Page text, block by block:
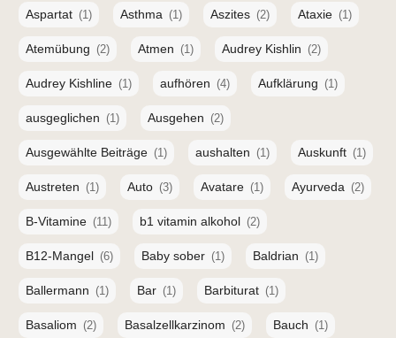
Aspartat (1) Asthma (1) Aszites (2) Ataxie (1)
Atemübung (2) Atmen (1) Audrey Kishlin (2)
Audrey Kishline (1) aufhören (4) Aufklärung (1)
ausgeglichen (1) Ausgehen (2)
Ausgewählte Beiträge (1) aushalten (1) Auskunft (1)
Austreten (1) Auto (3) Avatare (1) Ayurveda (2)
B-Vitamine (11) b1 vitamin alkohol (2)
B12-Mangel (6) Baby sober (1) Baldrian (1)
Ballermann (1) Bar (1) Barbiturat (1)
Basaliom (2) Basalzellkarzinom (2) Bauch (1)